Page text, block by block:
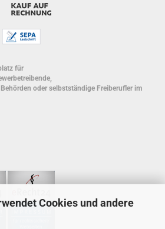
Cookies und andere
für
oder selbstständige Freiberufler im